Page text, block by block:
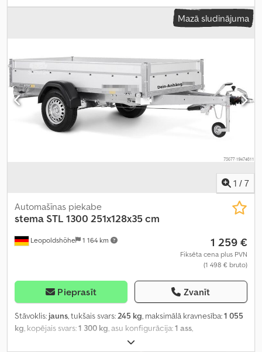
vietas platums:1 280 mm, iekraušanas telpas augstums:1 500 mm,
Mazā sludinājuma
1 / 7
Leopoldshöhe 1 164 km
Automašīnas piekabe
stema STL 1300 251x128x35 cm
1 259 €
Fiksēta cena plus PVN
(1 498 € bruto)
Pieprasīt Zvanīt
Stāvoklis: jauns, tukšais svars: 245 kg, maksimālā kravnesība:1 055
kg , kopējais svars:1 300 kg , asu konfigurācija:1 ass